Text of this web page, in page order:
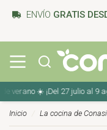
ENVÍO GRATIS
☀️ ¡Del 27 julio al 9 agosto!
Inicio La cocina de Conasi